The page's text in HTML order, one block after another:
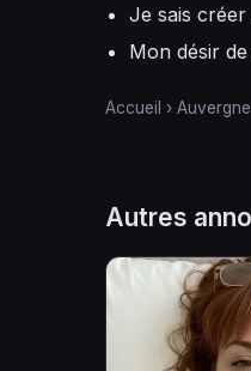
Accueil ›
Je sais
Mon désir
Autres